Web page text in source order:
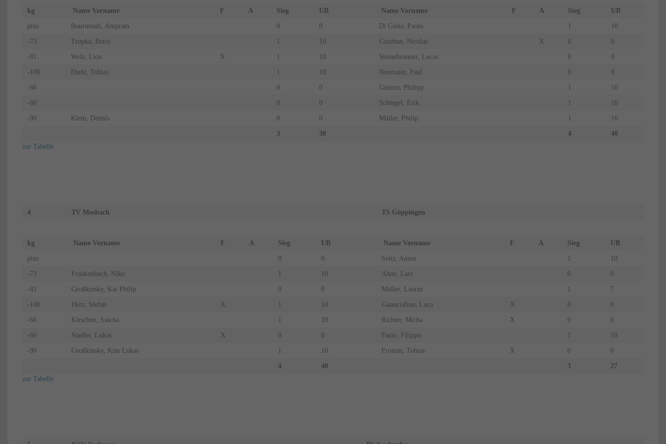
kg Name Vorname F A Sieg UB Name Vorname F A Sieg UB
plus Bourntouli, Ampram 0 0 Di Gioia, Paolo 1 10
-73 Trupka, Boris 10 Coceban, Nicolae X 0 0
-81 Welz, Lion X 1 10 Steinebrunner, Lucas 0 0
-100 Diehl, Tobias 10 Neumaier, Paul 0 0
-66 0 0 Geimer, Philipp 1 10
-60 0 0 Schlegel, Erik 10
-90 Klein, Dennis 0 0 Müller, Philip 1 10
3 30 4
40
zur Tabelle
4 TV Mosbach TS Göppingen
kg Name Vorname F A Sieg UB Name Vorname F A Sieg UB
plus 0 0 Seitz, Anton 1 10
-73 Frankenbach, Niko 10 Ahne, Lars 0 0
-81 Großkinsky, Kai Philip 0 0 Müller, Laurin 1 7
-100 Herz, Stefan X 10 Guancialino, Luca X 0 0
-66 Kirschen, Sascha 1 10 Richter, Micha X 0 0
-60 Stadler, Lukas X 0 0 Fazio, Filippo 10
-90 Großkinsky, Kim Lukas 1 10 Fromm, Tobias X 0 0
4 40 3
27
zur Tabelle